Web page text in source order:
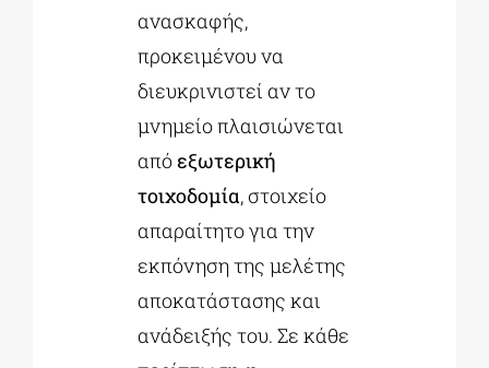
ανασκαφής,
προκειμένου να
διευκρινιστεί αν το
μνημείο πλαισιώνεται
από εξωτερική
τοιχοδομία, στοιχείο
απαραίτητο για την
εκπόνηση της μελέτης
αποκατάστασης και
ανάδειξής του. Σε κάθε